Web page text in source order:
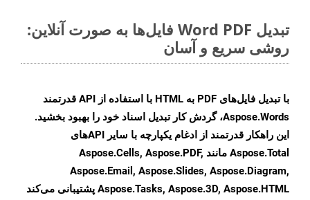
تبدیل Word PDF فایل‌ها به صورت آنلاین:
روشی سریع و آسان
با تبدیل فایل‌های PDF به HTML با استفاده از API قدرتمند
Aspose.Words، گردش کار تبدیل اسناد خود را بهبود بخشید.
این راهکار قدرتمند از ادغام یکپارچه با سایر APIهای
Aspose.Total مانند Aspose.Cells, Aspose.PDF,
Aspose.Email, Aspose.Slides, Aspose.Diagram,
Aspose.Tasks, Aspose.3D, Aspose.HTML پشتیبانی می‌کند